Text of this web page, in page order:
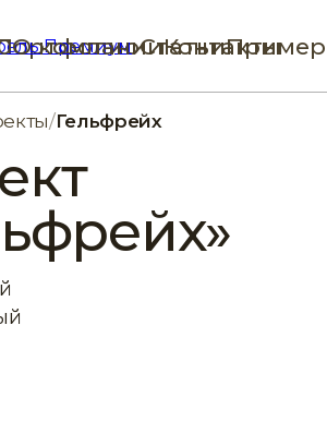
СтатьиПример
О компанииКонтакты
/Гельфрейх